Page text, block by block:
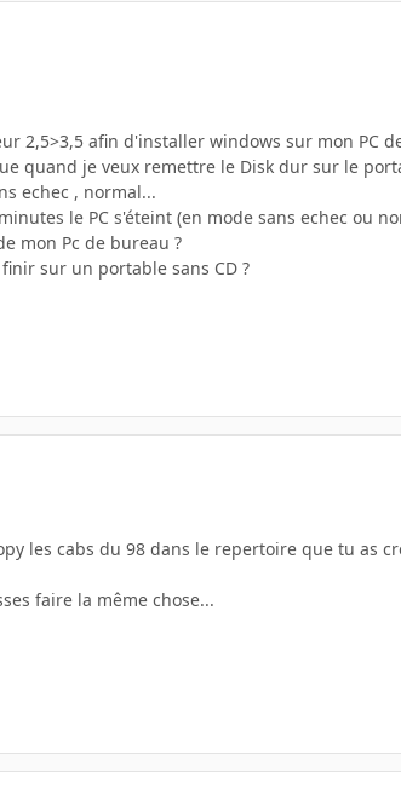
2,5>3,5 afin d'installer windows sur mon PC
quand je veux remettre le Disk dur sur le
echec , normal...
le PC s'éteint (en mode sans echec ou
mon Pc de bureau ?
sur un portable sans CD ?
les cabs du 98 dans le repertoire que tu as
faire la même chose...